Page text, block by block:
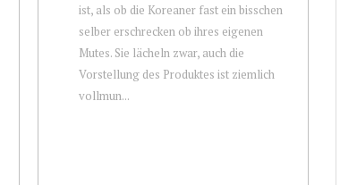
ist, als ob die Koreaner fast ein bisschen
selber erschrecken ob ihres eigenen
Mutes. Sie lächeln zwar, auch die
Vorstellung des Produktes ist ziemlich
vollmun...